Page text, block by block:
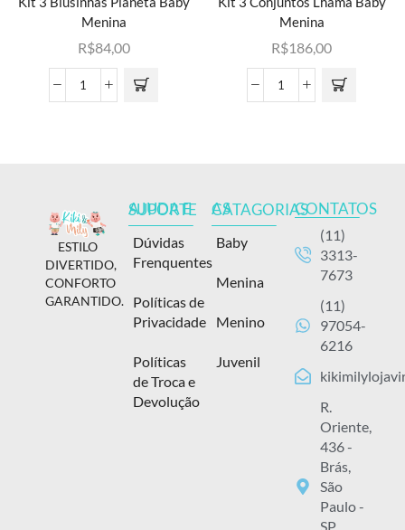
Menina
R$84,00
Menina
R$186,00
ESTILO
DIVERTIDO,
CONFORTO
GARANTIDO.
AJUDA E SUPORTE
Dúvidas
Frenquentes
Políticas de
Privacidade
Políticas
de Troca e
Devolução
AS CATAGORIAS
Baby
Menina
Menino
Juvenil
CONTATOS
(11)
3313-
7673
(11)
97054-
6216
R.
Oriente,
436 -
Brás,
São
Paulo -
SP,